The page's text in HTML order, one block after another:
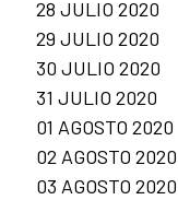
28 JULIO 2020
29 JULIO 2020
30 JULIO 2020
31 JULIO 2020
01 AGOSTO 2020
02 AGOSTO 2020
03 AGOSTO 2020